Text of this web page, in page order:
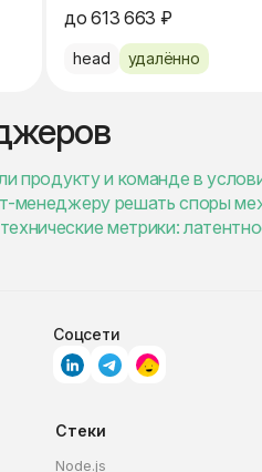
до 613 663 ₽
head удалённо
продукту и команде в
менеджеру решать споры
метрики:
Соцсети
Стеки
Node.js